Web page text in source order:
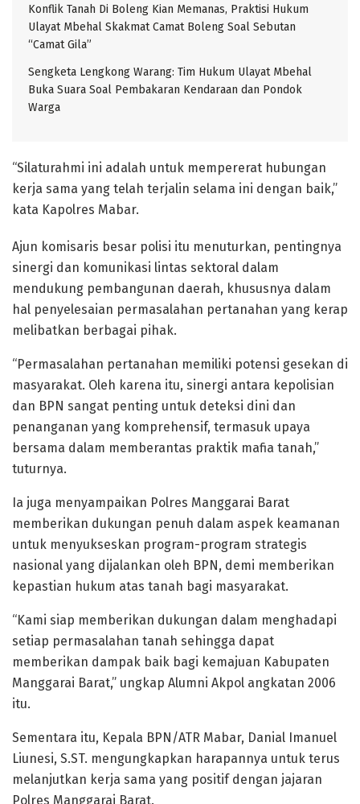
Konflik Tanah Di Boleng Kian Memanas, Praktisi Hukum
Ulayat Mbehal Skakmat Camat Boleng Soal Sebutan
“Camat Gila”
Sengketa Lengkong Warang: Tim Hukum Ulayat Mbehal
Buka Suara Soal Pembakaran Kendaraan dan Pondok
Warga
“Silaturahmi ini adalah untuk mempererat hubungan
kerja sama yang telah terjalin selama ini dengan baik,”
kata Kapolres Mabar.
Ajun komisaris besar polisi itu menuturkan, pentingnya
sinergi dan komunikasi lintas sektoral dalam
mendukung pembangunan daerah, khususnya dalam
hal penyelesaian permasalahan pertanahan yang kerap
melibatkan berbagai pihak.
“Permasalahan pertanahan memiliki potensi gesekan di
masyarakat. Oleh karena itu, sinergi antara kepolisian
dan BPN sangat penting untuk deteksi dini dan
penanganan yang komprehensif, termasuk upaya
bersama dalam memberantas praktik mafia tanah,”
tuturnya.
Ia juga menyampaikan Polres Manggarai Barat
memberikan dukungan penuh dalam aspek keamanan
untuk menyukseskan program-program strategis
nasional yang dijalankan oleh BPN, demi memberikan
kepastian hukum atas tanah bagi masyarakat.
“Kami siap memberikan dukungan dalam menghadapi
setiap permasalahan tanah sehingga dapat
memberikan dampak baik bagi kemajuan Kabupaten
Manggarai Barat,” ungkap Alumni Akpol angkatan 2006
itu.
Sementara itu, Kepala BPN/ATR Mabar, Danial Imanuel
Liunesi, S.ST. mengungkapkan harapannya untuk terus
melanjutkan kerja sama yang positif dengan jajaran
Polres Manggarai Barat.